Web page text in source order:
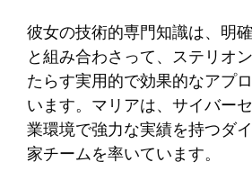
彼女の技術的専門知識は、明
と組み合わさって、ステリオ
たらす実用的で効果的なアプ
います。マリアは、サイバー
業環境で強力な実績を持つダ
家チームを率いています。